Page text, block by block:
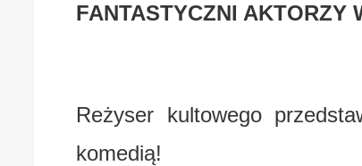
FANTASTYCZNI AKTORZY
Reżyser kultowego
komedią!